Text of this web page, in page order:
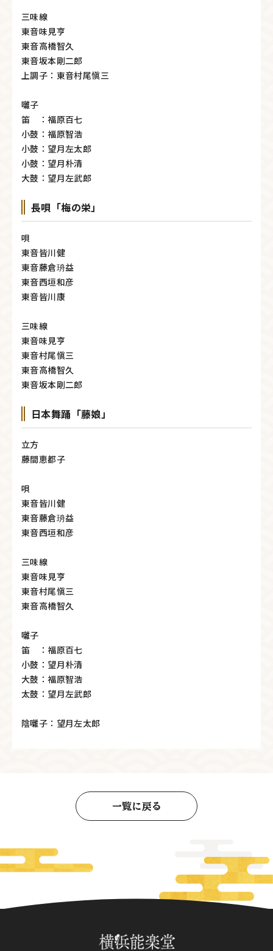
三味線
東音味見亨
東音高橋智久
東音坂本剛二郎
上調子：東音村尾愼三
囃子
笛 ：福原百七
小鼓：福原智浩
小鼓：望月左太郎
小鼓：望月朴清
大鼓：望月左武郎
長唄「梅の栄」
唄
東音皆川健
東音藤倉珘益
東音西垣和彦
東音皆川康
三味線
東音味見亨
東音村尾愼三
東音高橋智久
東音坂本剛二郎
日本舞踊「藤娘」
立方
藤間恵都子
唄
東音皆川健
東音藤倉珘益
東音西垣和彦
三味線
東音味見亨
東音村尾愼三
東音高橋智久
囃子
笛 ：福原百七
小鼓：望月朴清
大鼓：福原智浩
太鼓：望月左武郎
陰囃子：望月左太郎
一覧に戻る